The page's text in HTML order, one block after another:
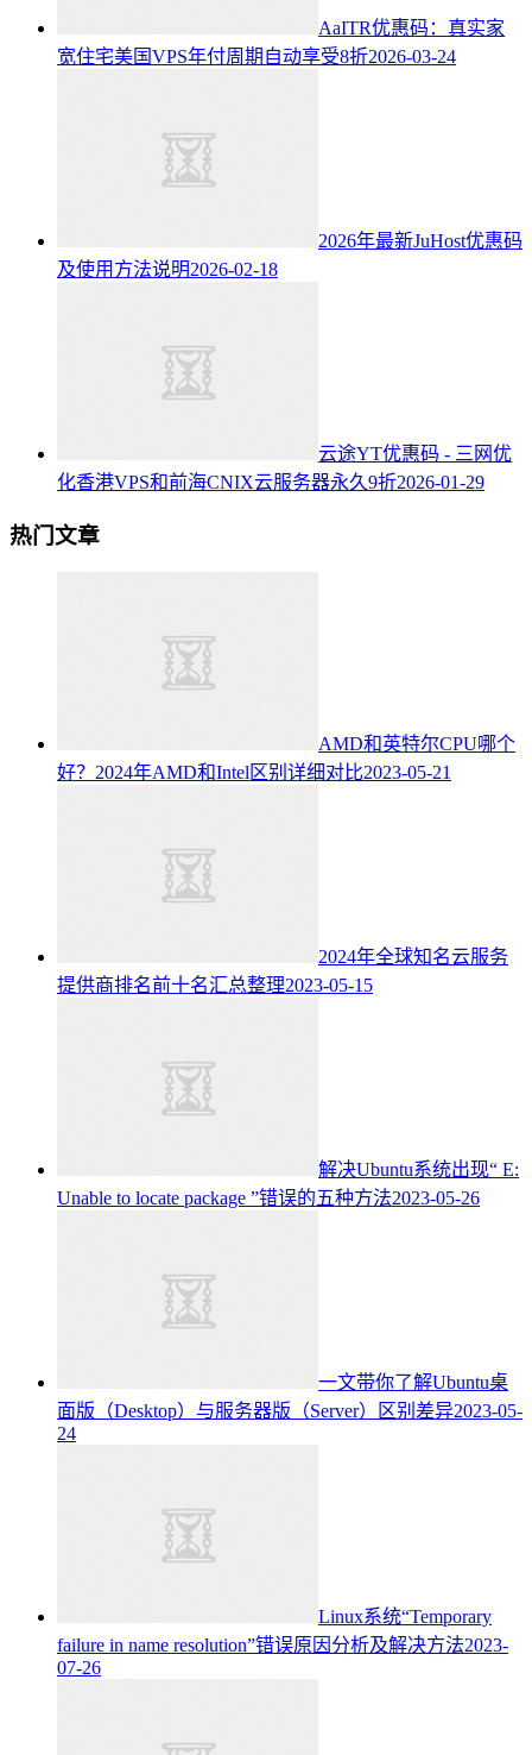
AaITR优惠码：真实家
宽住宅美国VPS年付周期自动享受8折2026-03-24
2026年最新JuHost优惠码
及使用方法说明2026-02-18
云途YT优惠码 - 三网优
化香港VPS和前海CNIX云服务器永久9折2026-01-29
热门文章
AMD和英特尔CPU哪个
好？2024年AMD和Intel区别详细对比2023-05-21
2024年全球知名云服务
提供商排名前十名汇总整理2023-05-15
解决Ubuntu系统出现“ E:
Unable to locate package ”错误的五种方法2023-05-26
一文带你了解Ubuntu桌
面版（Desktop）与服务器版（Server）区别差异2023-05-
24
Linux系统“Temporary
failure in name resolution”错误原因分析及解决方法2023-
07-26